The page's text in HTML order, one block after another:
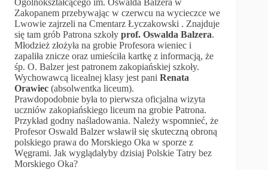
Ogólnokształcącego im. Oswalda Balzera w
Zakopanem przebywając w czerwcu na wycieczce we
Lwowie zajrzeli na Cmentarz Łyczakowski . Znajduje
się tam grób Patrona szkoły prof. Oswalda Balzera.
Młodzież złożyła na grobie Profesora wieniec i
zapaliła znicze oraz umieściła kartkę z informacją, że
śp. O. Balzer jest patronem zakopiańskiej szkoły.
Wychowawcą licealnej klasy jest pani Renata
Orawiec (absolwentka liceum).
Prawdopodobnie była to pierwsza oficjalna wizyta
uczniów zakopiańskiego liceum na grobie Patrona.
Przykład godny naśladowania. Należy wspomnieć, że
Profesor Oswald Balzer wsławił się skuteczną obroną
polskiego prawa do Morskiego Oka w sporze z
Węgrami. Jak wyglądałyby dzisiaj Polskie Tatry bez
Morskiego Oka?